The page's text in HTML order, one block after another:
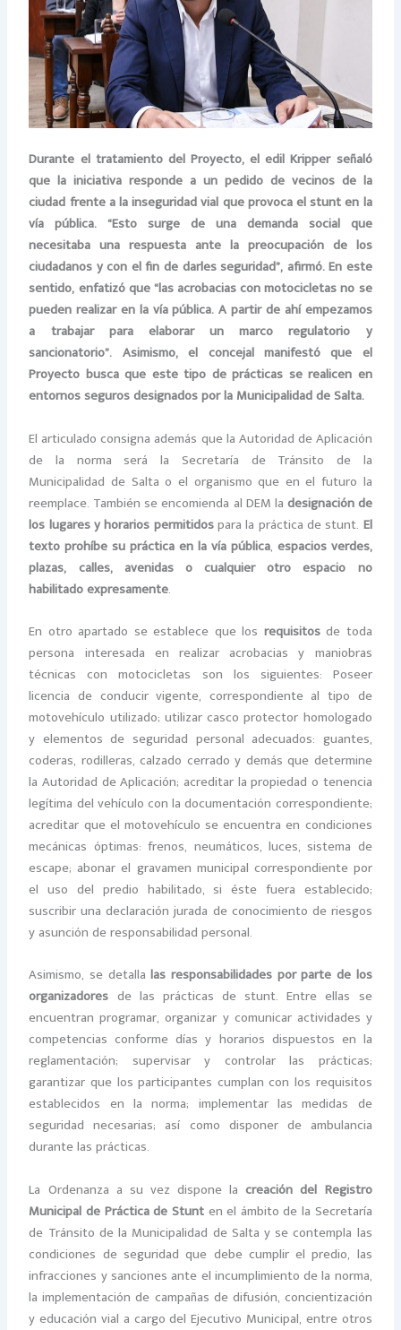
Durante el tratamiento del Proyecto, el edil Kripper señaló
que la iniciativa responde a un pedido de vecinos de la
ciudad frente a la inseguridad vial que provoca el stunt en la
vía pública. “Esto surge de una demanda social que
necesitaba una respuesta ante la preocupación de los
ciudadanos y con el fin de darles seguridad”, afirmó. En este
sentido, enfatizó que “las acrobacias con motocicletas no se
pueden realizar en la vía pública. A partir de ahí empezamos
a trabajar para elaborar un marco regulatorio y
sancionatorio”. Asimismo, el concejal manifestó que el
Proyecto busca que este tipo de prácticas se realicen en
entornos seguros designados por la Municipalidad de Salta.
El articulado consigna además que la Autoridad de Aplicación
de la norma será la Secretaría de Tránsito de la
Municipalidad de Salta o el organismo que en el futuro la
reemplace. También se encomienda al DEM la designación de
los lugares y horarios permitidospara la práctica de stunt. El
texto prohíbe su práctica en la vía pública, espacios verdes,
plazas, calles, avenidas o cualquier otro espacio no
habilitado expresamente.
En otro apartado se establece que los requisitosde toda
persona interesada en realizar acrobacias y maniobras
técnicas con motocicletas son los siguientes: Poseer
licencia de conducir vigente, correspondiente al tipo de
motovehículo utilizado; utilizar casco protector homologado
y elementos de seguridad personal adecuados: guantes,
coderas, rodilleras, calzado cerrado y demás que determine
la Autoridad de Aplicación; acreditar la propiedad o tenencia
legítima del vehículo con la documentación correspondiente;
acreditar que el motovehículo se encuentra en condiciones
mecánicas óptimas: frenos, neumáticos, luces, sistema de
escape; abonar el gravamen municipal correspondiente por
el uso del predio habilitado, si éste fuera establecido;
suscribir una declaración jurada de conocimiento de riesgos
y asunción de responsabilidad personal.
Asimismo, se detallalas responsabilidades por parte de los
organizadores de las prácticas de stunt. Entre ellas se
encuentran programar, organizar y comunicar actividades y
competencias conforme días y horarios dispuestos en la
reglamentación; supervisar y controlar las prácticas;
garantizar que los participantes cumplan con los requisitos
establecidos en la norma; implementar las medidas de
seguridad necesarias; así como disponer de ambulancia
durante las prácticas.
La Ordenanza a su vez dispone lacreación del Registro
Municipal de Práctica de Stunten el ámbito de la Secretaría
de Tránsito de la Municipalidad de Salta y se contempla las
condiciones de seguridad que debe cumplir el predio, las
infracciones y sanciones ante el incumplimiento de la norma,
la implementación de campañas de difusión, concientización
y educación vial a cargo del Ejecutivo Municipal, entre otros